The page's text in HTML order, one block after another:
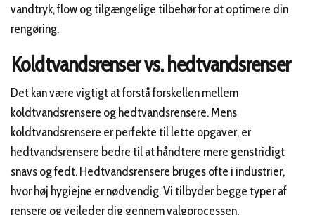
vandtryk, flow og tilgængelige tilbehør for at optimere din
rengøring.
Koldtvandsrenser vs. hedtvandsrenser
Det kan være vigtigt at forstå forskellen mellem
koldtvandsrensere og hedtvandsrensere. Mens
koldtvandsrensere er perfekte til lette opgaver, er
hedtvandsrensere bedre til at håndtere mere genstridigt
snavs og fedt. Hedtvandsrensere bruges ofte i industrier,
hvor høj hygiejne er nødvendig. Vi tilbyder begge typer af
rensere og vejleder dig gennem valgprocessen.